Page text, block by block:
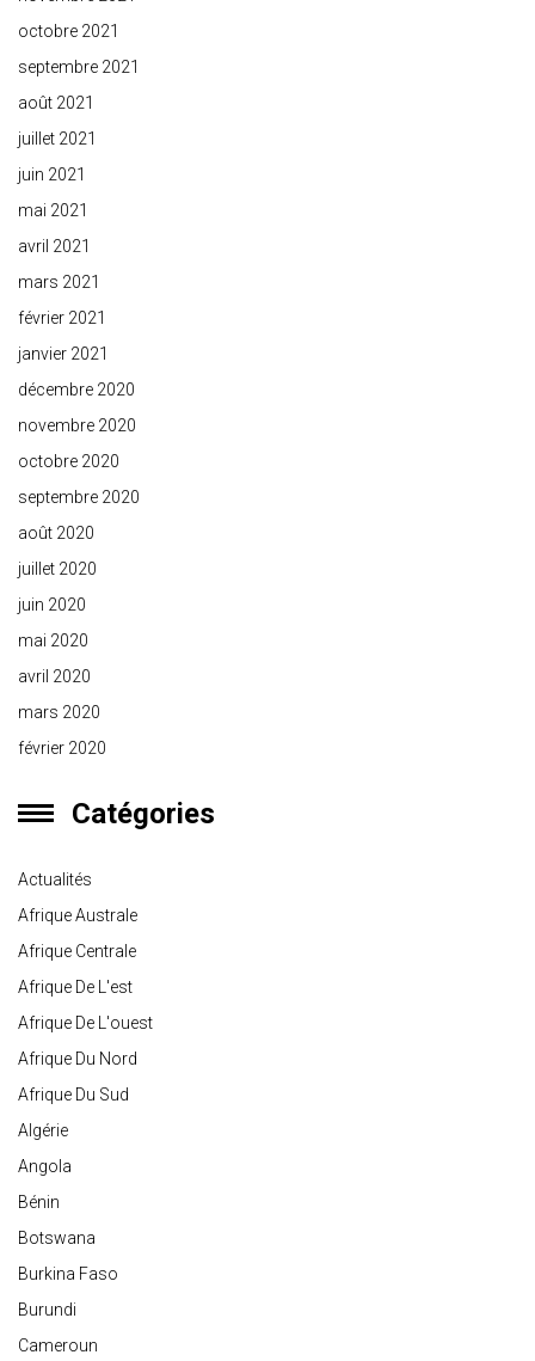
octobre 2021
septembre 2021
août 2021
juillet 2021
juin 2021
mai 2021
avril 2021
mars 2021
février 2021
janvier 2021
décembre 2020
novembre 2020
octobre 2020
septembre 2020
août 2020
juillet 2020
juin 2020
mai 2020
avril 2020
mars 2020
février 2020
Catégories
Actualités
Afrique Australe
Afrique Centrale
Afrique De L'est
Afrique De L'ouest
Afrique Du Nord
Afrique Du Sud
Algérie
Angola
Bénin
Botswana
Burkina Faso
Burundi
Cameroun